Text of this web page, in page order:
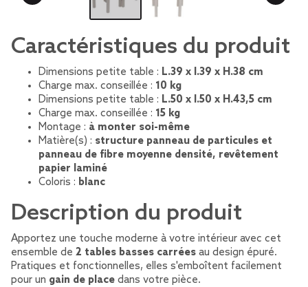
Caractéristiques du produit
Dimensions petite table : L.39 x l.39 x H.38 cm
Charge max. conseillée : 10 kg
Dimensions petite table : L.50 x l.50 x H.43,5 cm
Charge max. conseillée : 15 kg
Montage : à monter soi-même
Matière(s) : structure panneau de particules et
panneau de fibre moyenne densité, revêtement
papier laminé
Coloris : blanc
Description du produit
Apportez une touche moderne à votre intérieur avec cet
ensemble de 2 tables basses carrées au design épuré.
Pratiques et fonctionnelles, elles s'emboîtent facilement
pour un gain de place dans votre pièce.